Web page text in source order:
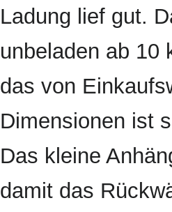
Ladung lief gut.
unbeladen ab 10
das von
Dimensionen ist
Das kleine
damit das